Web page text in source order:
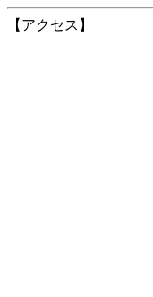
【アクセス】